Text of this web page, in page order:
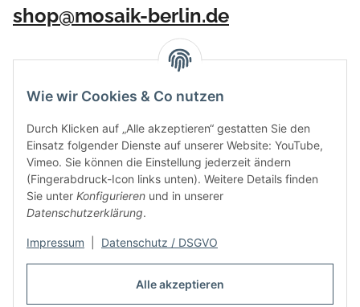
Alle akzeptieren
Wie wir Cookies & Co nutzen
Durch Klicken auf „Alle akzeptieren“ gestatten Sie den
Einsatz folgender Dienste auf unserer Website: YouTube,
Vimeo. Sie können die Einstellung jederzeit ändern
(Fingerabdruck-Icon links unten). Weitere Details finden
Sie unter Konfigurieren und in unserer
Datenschutzerklärung.
Impressum Datenschutz / DSGVO
shop@mosaik-berlin.de